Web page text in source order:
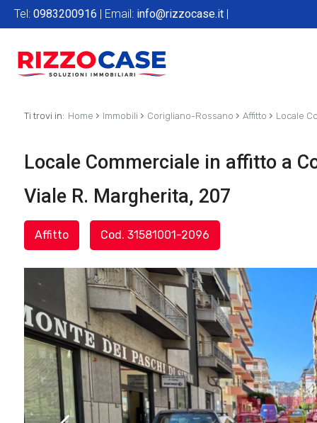
Tel: 0983200916 | Email: info@rizzocase.it |
Ti trovi in: Home › Immobili › Corigliano-Rossano › Affitto › Locale
Locale Commerciale in affitto a
Viale R. Margherita, 207
Affitto Cod. 31581001-2096